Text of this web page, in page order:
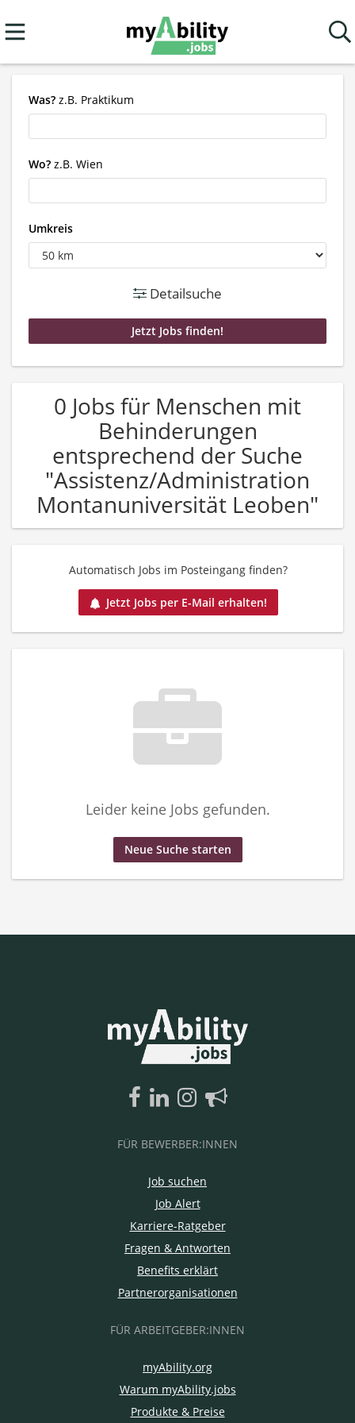
Was? z.B. Praktikum
Wo? z.B. Wien
Umkreis
Detailsuche
0 Jobs für Menschen mit
Behinderungen
entsprechend der Suche
"Assistenz/Administration
Montanuniversität Leoben"
Automatisch Jobs im Posteingang finden?
Jetzt Jobs per E-Mail erhalten!
Leider keine Jobs gefunden.
Neue Suche starten
FÜR BEWERBER:INNEN
Job suchen
Job Alert
Karriere-Ratgeber
Fragen & Antworten
Benefits erklärt
Partnerorganisationen
FÜR ARBEITGEBER:INNEN
myAbility.org
Warum myAbility.jobs
Produkte & Preise